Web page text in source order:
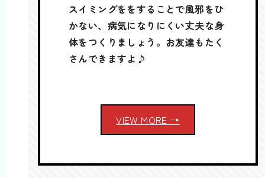
スイミングををすることで風邪をひ
かない、病気になりにくい丈夫な身
体をつくりましょう。お友達もたく
さんできますよ♪
VIEW MORE →